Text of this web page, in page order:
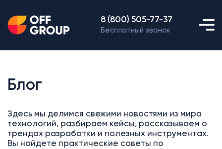
8 (800) 505-77-37
Бесплатный звонок
Блог
Здесь мы делимся свежими новостями из мира
технологий, разбираем кейсы, рассказываем о
трендах разработки и полезных инструментах.
Вы найдете практические советы по